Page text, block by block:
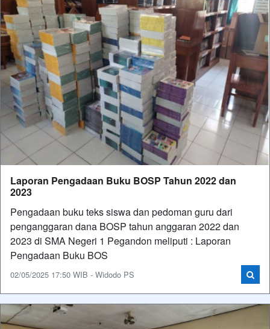
Laporan Pengadaan Buku BOSP Tahun 2022 dan
2023
Pengadaan buku teks siswa dan pedoman guru dari
penganggaran dana BOSP tahun anggaran 2022 dan
2023 di SMA Negeri 1 Pegandon meliputi : Laporan
Pengadaan Buku BOS
02/05/2025 17:50 WIB - Widodo PS